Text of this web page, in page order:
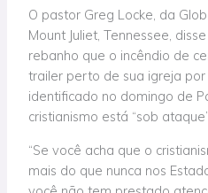
O pastor Greg Locke, da
Mount Juliet, Tennessee,
rebanho que o incêndio de
trailer perto de sua igreja
identificado no domingo de
cristianismo está “sob
“Se você acha que o
mais do que nunca nos